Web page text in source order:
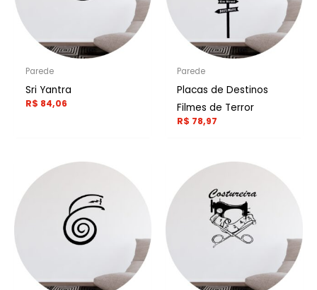
Parede
Sri Yantra
R$ 84,06
Parede
Placas de Destinos
Filmes de Terror
R$ 78,97